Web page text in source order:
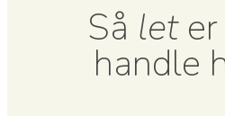
Så leter
handle